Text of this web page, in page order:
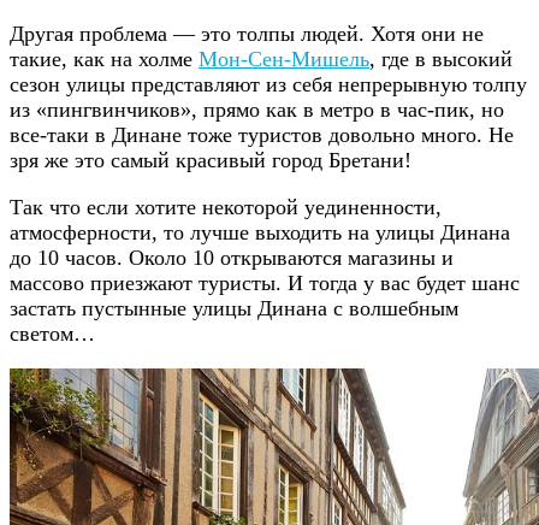
Другая проблема — это толпы людей. Хотя они не
такие, как на холме Мон-Сен-Мишель, где в высокий
сезон улицы представляют из себя непрерывную толпу
из «пингвинчиков», прямо как в метро в час-пик, но
все-таки в Динане тоже туристов довольно много. Не
зря же это самый красивый город Бретани!
Так что если хотите некоторой уединенности,
атмосферности, то лучше выходить на улицы Динана
до 10 часов. Около 10 открываются магазины и
массово приезжают туристы. И тогда у вас будет шанс
застать пустынные улицы Динана с волшебным
светом…